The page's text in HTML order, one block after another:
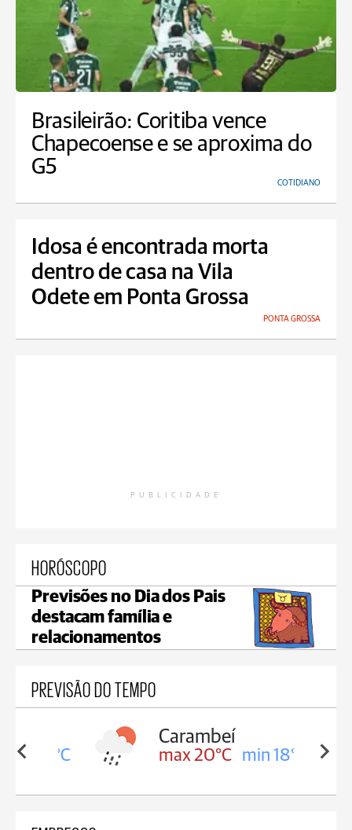
Brasileirão: Coritiba vence
Chapecoense e se aproxima do
G5
COTIDIANO
Idosa é encontrada morta
dentro de casa na Vila
Odete em Ponta Grossa
PONTA GROSSA
PUBLICIDADE
HORÓSCOPO
Previsões no Dia dos Pais
destacam família e
relacionamentos
PREVISÃO DO TEMPO
18°C
Carambeí
max 20°C min 18°C